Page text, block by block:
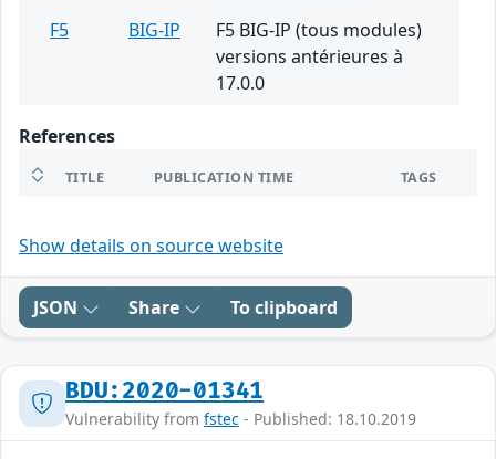
F5
BIG-IP
F5 BIG-IP (tous modules)
versions antérieures à
17.0.0
References
TITLE PUBLICATION TIME TAGS
Show details on source website
JSON Share To clipboard
BDU:2020-01341
Vulnerability from fstec - Published: 18.10.2019